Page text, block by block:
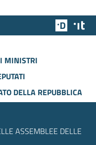
Team
MINISTRI
DELLA REPUBBLICA
ASSEMBLEE DELLE